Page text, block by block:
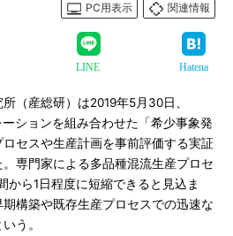
PC用表示
関連情報
LINE Hatena
（産総研）は2019年5月30日、
ションを組み合わせた「希少事象発
セスや生産計画を事前評価する実証
専門家による多品種混流生産プロセ
から1日程度に短縮できると見込ま
構築や既存生産プロセスでの迅速な
う。